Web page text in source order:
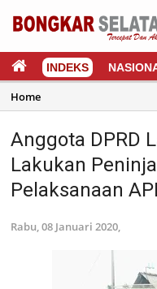
INDEKS
Home
Anggota DPRD
Lakukan
Pelaksanaan
Rabu, 08 Januari 2020,